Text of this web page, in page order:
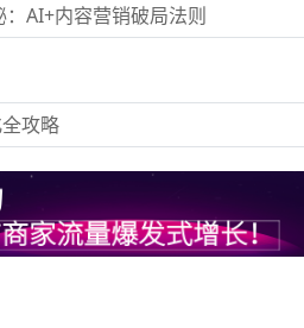
AI+内容营销破局法则
攻略